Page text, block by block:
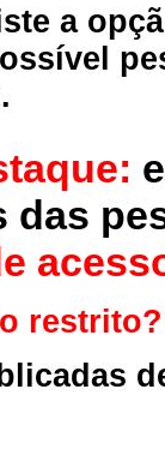
a
das
restrito?